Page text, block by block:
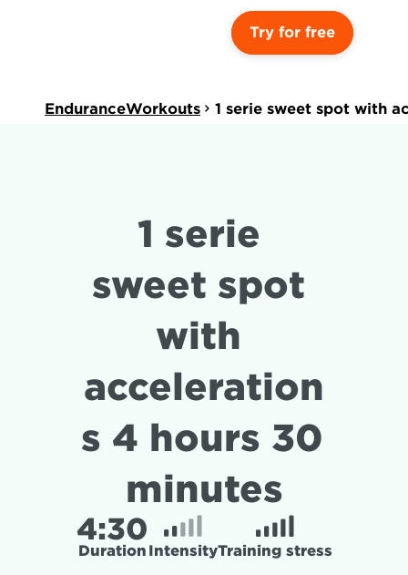
Try for free
EnduranceWorkouts 1 serie sweet spot with
1 serie
sweet spot
with
acceleration
s 4 hours 30
minutes
4:30
Duration IntensityTraining stress